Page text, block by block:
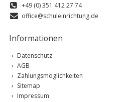
+49 (0) 351 412 27 74
office@schuleinrichtung.de
Informationen
Datenschutz
AGB
Zahlungsmöglichkeiten
Sitemap
Impressum